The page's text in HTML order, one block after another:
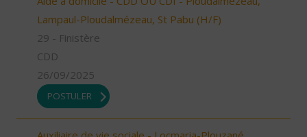
Lampaul-Ploudalmézeau, St Pabu (H/F)
29 - Finistère
CDD
26/09/2025
POSTULER